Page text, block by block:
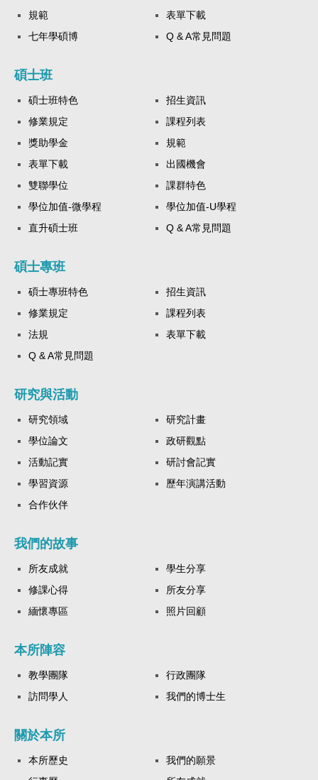
規範
表單下載
七年學碩博
Q & A常見問題
碩士班
碩士班特色
招生資訊
修業規定
課程列表
獎助學金
規範
表單下載
出國機會
雙聯學位
課群特色
學位加值-微學程
學位加值-U學程
直升碩士班
Q & A常見問題
碩士專班
碩士專班特色
招生資訊
修業規定
課程列表
法規
表單下載
Q & A常見問題
研究與活動
研究領域
研究計畫
學位論文
政研觀點
活動記實
研討會記實
學習資源
歷年演講活動
合作伙伴
我們的故事
所友成就
學生分享
修課心得
所友分享
緬懷專區
照片回顧
本所陣容
教學團隊
行政團隊
訪問學人
我們的博士生
關於本所
本所歷史
我們的願景